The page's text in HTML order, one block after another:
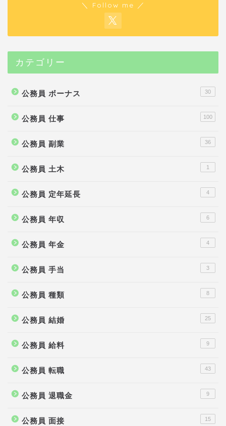
＼ Follow me ／
カテゴリー
公務員 ボーナス 30
公務員 仕事 100
公務員 副業 36
公務員 土木 1
公務員 定年延長 4
公務員 年収 6
公務員 年金 4
公務員 手当 3
公務員 種類 8
公務員 結婚 25
公務員 給料 9
公務員 転職 43
公務員 退職金 9
公務員 面接 15